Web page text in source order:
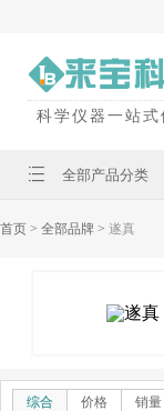
科学仪器一站式
全部产品分类
首页 > 全部品牌 > 遂真
综合 价格 销量